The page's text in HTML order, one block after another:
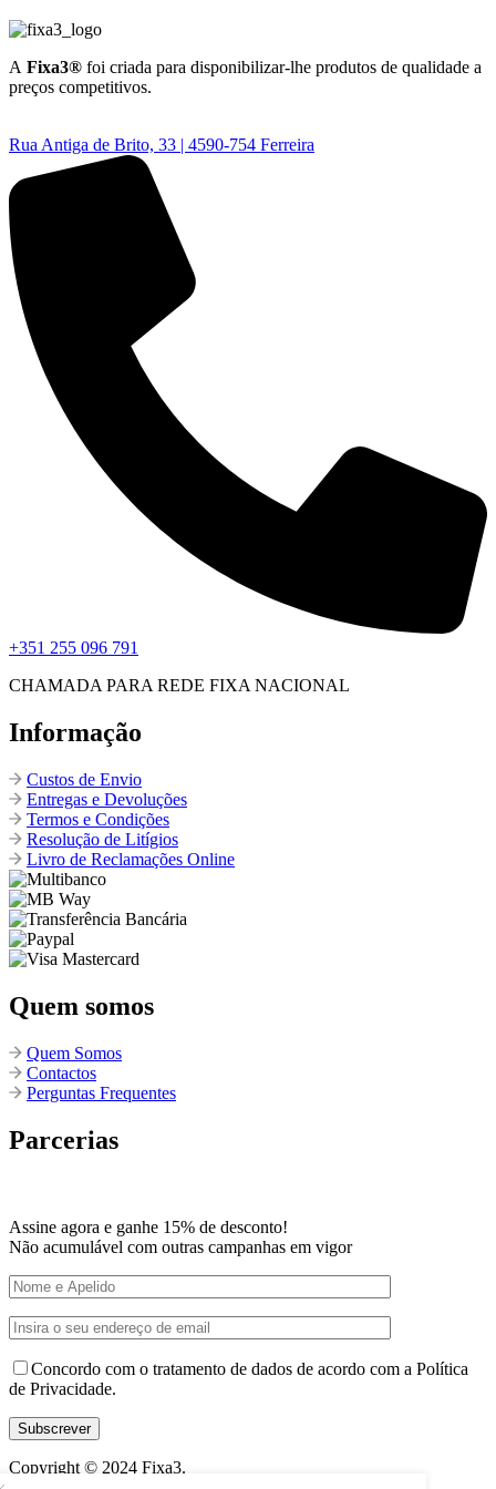
A Fixa3® foi criada para disponibilizar-lhe produtos de qualidade a
preços competitivos.
Rua Antiga de Brito, 33 | 4590-754 Ferreira
+351 255 096 791
CHAMADA PARA REDE FIXA NACIONAL
Informação
Custos de Envio
Entregas e Devoluções
Termos e Condições
Resolução de Litígios
Livro de Reclamações Online
Quem somos
Quem Somos
Contactos
Perguntas Frequentes
Parcerias
Assine agora e ganhe 15% de desconto!
Não acumulável com outras campanhas em vigor
Concordo com o tratamento de dados de acordo com a Política
de Privacidade.
Copyright © 2024 Fixa3.